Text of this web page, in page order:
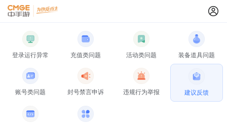
登录运行异常 充值类问题 活动类问题 装备道具问题
账号类问题 封号禁言申诉 违规行为举报 建议反馈